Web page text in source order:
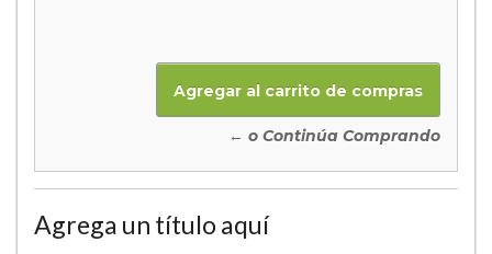
← o Continúa Comprando
Agrega un título aquí